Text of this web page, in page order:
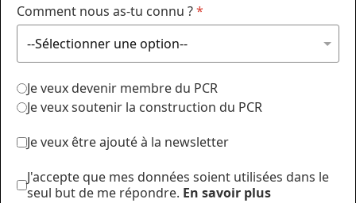
Comment nous as-tu connu ?*
Je veux devenir membre du PCR
Je veux soutenir la construction du PCR
Je veux être ajouté à la newsletter
J'accepte que mes données soient utilisées dans le
seul but de me répondre. En savoir plus